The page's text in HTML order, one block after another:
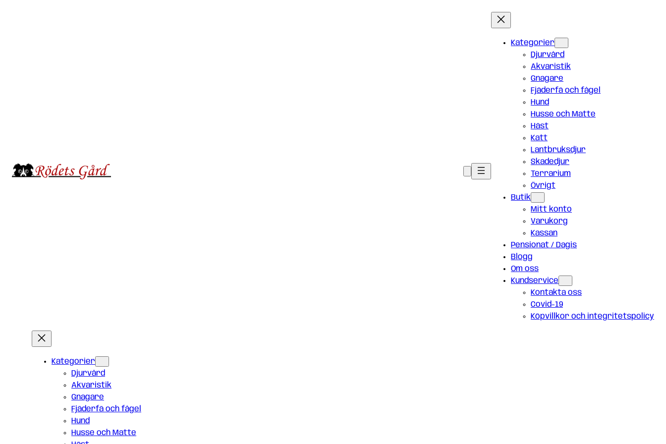
Kategorier
Djurvård
Akvaristik
Gnagare
Fjäderfä och fågel
Hund
Husse och Matte
Häst
Katt
Lantbruksdjur
Skadedjur
Terrarium
Övrigt
Butik
Mitt konto
Varukorg
Kassan
Pensionat / Dagis
Blogg
Om oss
Kundservice
Kontakta oss
Covid-19
Köpvillkor och integritetspolicy
Kategorier
Djurvård
Akvaristik
Gnagare
Fjäderfä och fågel
Hund
Husse och Matte